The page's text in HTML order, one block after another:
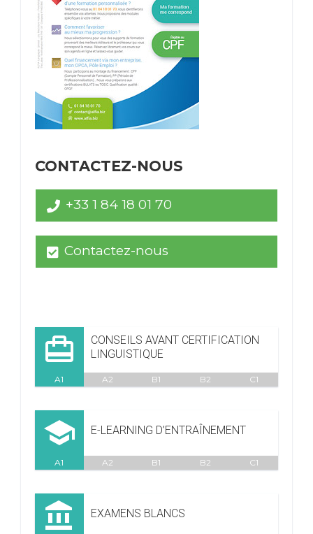
CONTACTEZ-NOUS
+33 1 84 18 01 70
Contactez-nous

CONSEILS AVANT CERTIFICATION
LINGUISTIQUE
A1 A2 B1 B2 C1
 E-LEARNING D’ENTRAÎNEMENT
A1 A2 B1 B2 C1
 EXAMENS BLANCS